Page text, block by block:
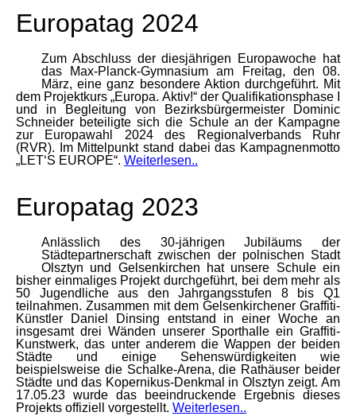
Europatag 2024
Zum Abschluss der diesjährigen Europawoche hat
das Max-Planck-Gymnasium am Freitag, den 08.
März, eine ganz besondere Aktion durchgeführt. Mit
dem Projektkurs „Europa. Aktiv!“ der Qualifikationsphase I
und in Begleitung von Bezirksbürgermeister Dominic
Schneider beteiligte sich die Schule an der Kampagne
zur Europawahl 2024 des Regionalverbands Ruhr
(RVR). Im Mittelpunkt stand dabei das Kampagnenmotto
„LET‘S EUROPE“. Weiterlesen..
Europatag 2023
Anlässlich des 30-jährigen Jubiläums der
Städtepartnerschaft zwischen der polnischen Stadt
Olsztyn und Gelsenkirchen hat unsere Schule ein
bisher einmaliges Projekt durchgeführt, bei dem mehr als
50 Jugendliche aus den Jahrgangsstufen 8 bis Q1
teilnahmen. Zusammen mit dem Gelsenkirchener Graffiti-
Künstler Daniel Dinsing entstand in einer Woche an
insgesamt drei Wänden unserer Sporthalle ein Graffiti-
Kunstwerk, das unter anderem die Wappen der beiden
Städte und einige Sehenswürdigkeiten wie
beispielsweise die Schalke-Arena, die Rathäuser beider
Städte und das Kopernikus-Denkmal in Olsztyn zeigt. Am
17.05.23 wurde das beeindruckende Ergebnis dieses
Projekts offiziell vorgestellt. Weiterlesen..